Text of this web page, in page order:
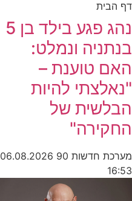
דף הבית
נהג פגע בילד בן 5
בנתניה ונמלט:
האם טוענת –
"נאלצתי להיות
הבלשית של
החקירה"
מערכת חדשות 90
06.08.2026
16:53